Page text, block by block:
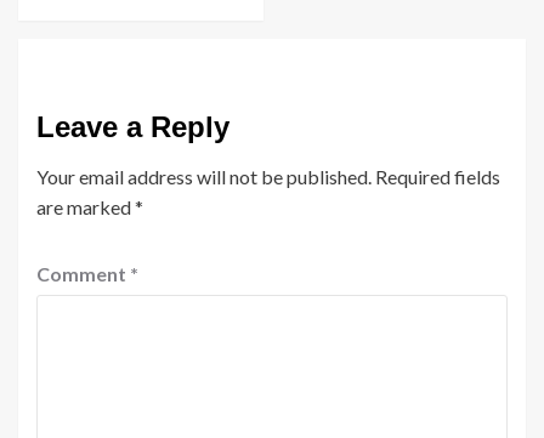
Leave a Reply
Your email address will not be published. Required fields
are marked*
Comment *